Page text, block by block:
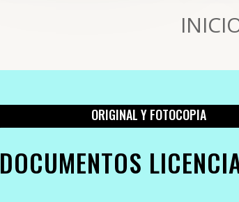
ORIGINAL Y FOTOCOPIA
DOCUMENTOS